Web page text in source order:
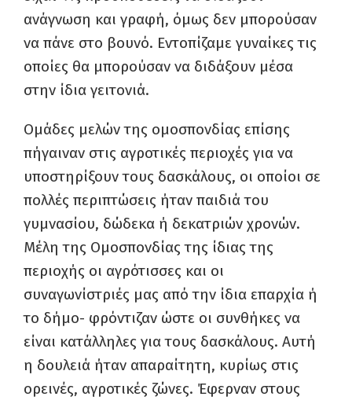
ανάγνωση και γραφή, όμως δεν μπορούσαν
να πάνε στο βουνό. Εντοπίζαμε γυναίκες τις
οποίες θα μπορούσαν να διδάξουν μέσα
στην ίδια γειτονιά.
Ομάδες μελών της ομοσπονδίας επίσης
πήγαιναν στις αγροτικές περιοχές για να
υποστηρίξουν τους δασκάλους, οι οποίοι σε
πολλές περιπτώσεις ήταν παιδιά του
γυμνασίου, δώδεκα ή δεκατριών χρονών.
Μέλη της Ομοσπονδίας της ίδιας της
περιοχής οι αγρότισσες και οι
συναγωνίστριές μας από την ίδια επαρχία ή
το δήμο- φρόντιζαν ώστε οι συνθήκες να
είναι κατάλληλες για τους δασκάλους. Αυτή
η δουλειά ήταν απαραίτητη, κυρίως στις
ορεινές, αγροτικές ζώνες. Έφερναν στους